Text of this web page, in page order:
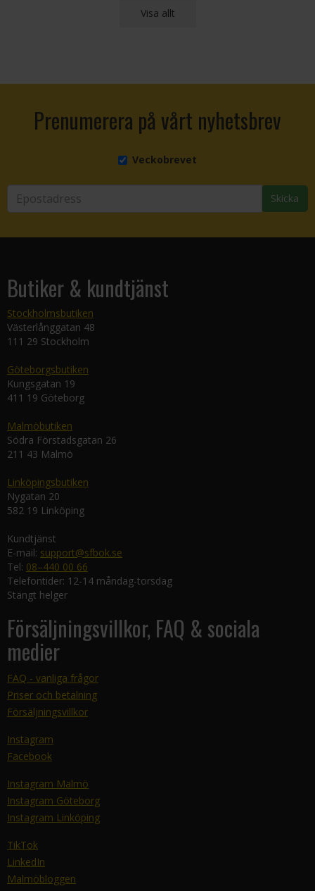
Visa allt
Prenumerera på vårt nyhetsbrev
Veckobrevet
Skicka
Butiker & kundtjänst
Stockholmsbutiken
Västerlånggatan 48
111 29 Stockholm
Göteborgsbutiken
Kungsgatan 19
411 19 Göteborg
Malmöbutiken
Södra Förstadsgatan 26
211 43 Malmö
Linköpingsbutiken
Nygatan 20
582 19 Linköping
Kundtjänst
E-mail: support@sfbok.se
Tel: 08–440 00 66
Telefontider: 12-14 måndag-torsdag
Stängt helger
Försäljningsvillkor, FAQ & sociala
medier
FAQ - vanliga frågor
Priser och betalning
Försäljningsvillkor
Instagram
Facebook
Instagram Malmö
Instagram Göteborg
Instagram Linköping
TikTok
LinkedIn
Malmöbloggen